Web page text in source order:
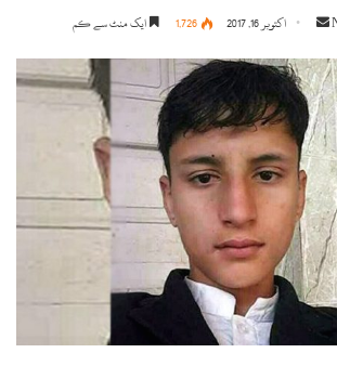
n
d
a
n
e
m
a
l
اکتوبر 16, 2017 1,726 ایک منٹ سے کم